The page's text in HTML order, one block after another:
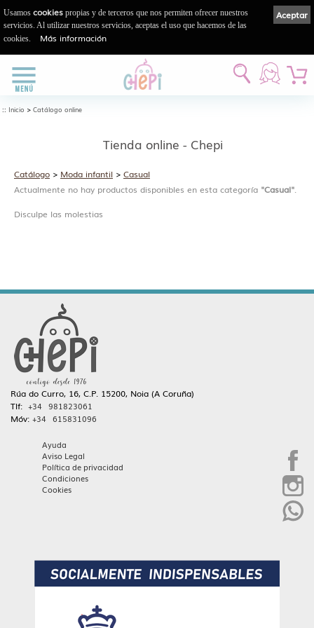
:: Inicio > Catálogo online
Tienda online - Chepi
Catálogo > Moda infantil > Casual
Actualmente no hay productos disponibles en esta categoría "Casual".
Disculpe las molestias
Rúa do Curro, 16, C.P. 15200, Noia (A Coruña)
Tlf: +34 981823061
Móv: +34 615831096
Ayuda
Aviso Legal
Política de privacidad
Condiciones
Cookies
Aceptar
Usamos cookies propias y de terceros que nos permiten ofrecer nuestros
servicios. Al utilizar nuestros servicios, aceptas el uso que hacemos de las
cookies.
Más información